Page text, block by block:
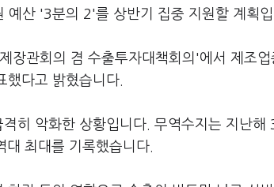
예산 '3분의 2'를 상반기 집중 지원할 계획입
장관회의 겸 수출투자대책회의'에서 제조
했다고 밝혔습니다.
히 악화한 상황입니다. 무역수지는 지난
최대를 기록했습니다.